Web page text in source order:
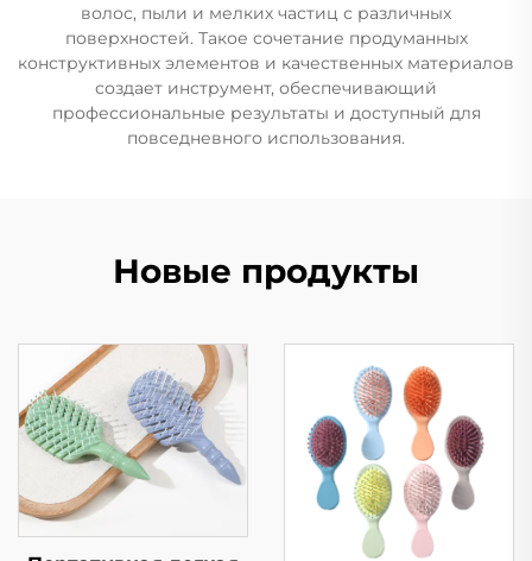
волос, пыли и мелких частиц с различных
поверхностей. Такое сочетание продуманных
конструктивных элементов и качественных материалов
создает инструмент, обеспечивающий
профессиональные результаты и доступный для
повседневного использования.
Новые продукты